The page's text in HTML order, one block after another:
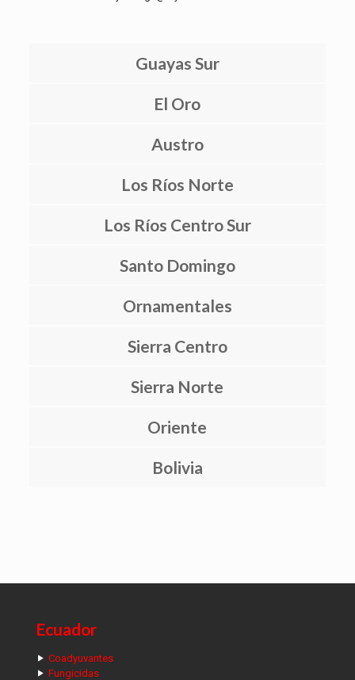
Guayas Sur
El Oro
Austro
Los Ríos Norte
Los Ríos Centro Sur
Santo Domingo
Ornamentales
Sierra Centro
Sierra Norte
Oriente
Bolivia
Ecuador
Coadyuvantes
Fungicidas